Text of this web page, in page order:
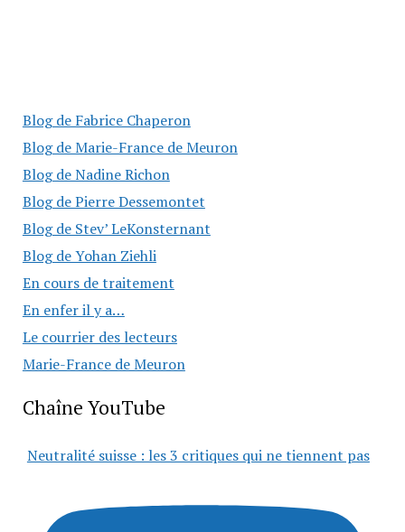
Blog de Fabrice Chaperon
Blog de Marie-France de Meuron
Blog de Nadine Richon
Blog de Pierre Dessemontet
Blog de Stev’ LeKonsternant
Blog de Yohan Ziehli
En cours de traitement
En enfer il y a…
Le courrier des lecteurs
Marie-France de Meuron
Chaîne YouTube
Neutralité suisse : les 3 critiques qui ne tiennent pas